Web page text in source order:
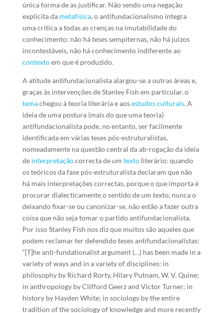
única forma de as justificar. Não sendo uma negação
explícita da metafísica, o antifundacionalismo integra
uma crítica a todas as crenças na imutabilidade do
conhecimento: não há teses sempiternas, não há juízos
incontestáveis, não há conhecimento indiferente ao
contextoem que é produzido.
A atitude antifundacionalista alargou-se a outras áreas e,
graças às intervenções de Stanley Fish em particular, o
temachegou à teoria literária e aosestudos culturais. A
ideia de uma postura (mais do que uma teoria)
antifundacionalista pode, no entanto, ser facilmente
identificada em várias teses pós-estruturalistas,
nomeadamente na questão central da ab-rogação da ideia
de interpretaçãocorrecta de um textoliterário: quando
os teóricos da fase pós-estruturalista declaram que não
há mais interpretações correctas, porque o que importa é
procurar dialecticamente o sentido de um texto, nunca o
deixando fixar-se ou canonizar-se, não estão a fazer outra
coisa que não seja tomar o partido antifundacionalista.
Por isso Stanley Fish nos diz que muitos são aqueles que
podem reclamar ter defendido teses antifundacionalistas:
“[T]he anti-fundationalist argument (…) has been made in a
variety of ways and in a variety of disciplines: in
philosophy by Richard Rorty, Hilary Putnam, W. V. Quine;
in anthropology by Clifford Geerz and Victor Turner; in
history by Hayden White; in sociology by the entire
tradition of the sociology of knowledge and more recently